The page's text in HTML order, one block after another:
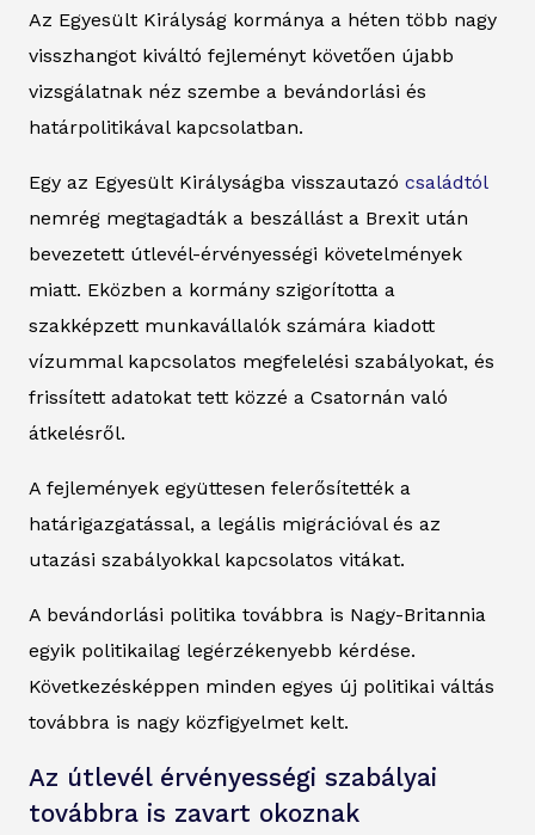
Az Egyesült Királyság kormánya a héten több nagy
visszhangot kiváltó fejleményt követően újabb
vizsgálatnak néz szembe a bevándorlási és
határpolitikával kapcsolatban.
Egy az Egyesült Királyságba visszautazó családtól
nemrég megtagadták a beszállást a Brexit után
bevezetett útlevél-érvényességi követelmények
miatt. Eközben a kormány szigorította a
szakképzett munkavállalók számára kiadott
vízummal kapcsolatos megfelelési szabályokat, és
frissített adatokat tett közzé a Csatornán való
átkelésről.
A fejlemények együttesen felerősítették a
határigazgatással, a legális migrációval és az
utazási szabályokkal kapcsolatos vitákat.
A bevándorlási politika továbbra is Nagy-Britannia
egyik politikailag legérzékenyebb kérdése.
Következésképpen minden egyes új politikai váltás
továbbra is nagy közfigyelmet kelt.
Az útlevél érvényességi szabályai
továbbra is zavart okoznak